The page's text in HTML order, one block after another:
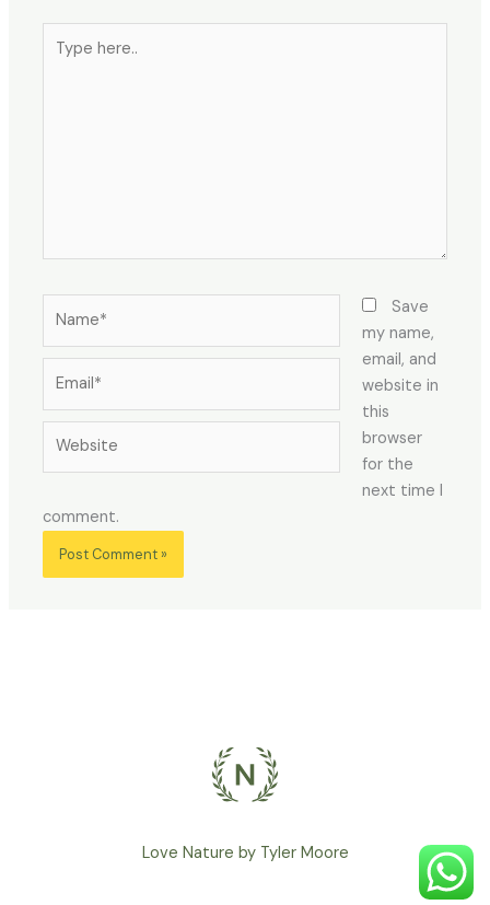
here..
Save
my name,
email, and
website in
this
browser
for the
next time I
comment.
Love Nature by Tyler Moore